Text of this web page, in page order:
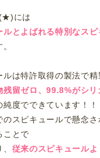
には
ルとよばれる特別なス
ルは特許取得の製法で精
残留ゼロ、99.8%がシリ
度でできています！！
のスピキュールで懸念さ
ことで
従来のスピキュール